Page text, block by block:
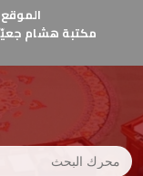
مكتبة هشام